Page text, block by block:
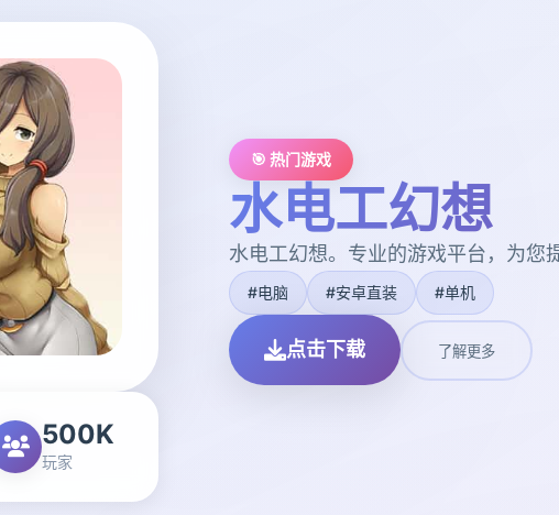
500K
玩家
🎯 热门游戏
水电工幻想
水电工幻想。专业的游戏平台，为您
#电脑 #安卓直装 #单机
点击下载 了解更多